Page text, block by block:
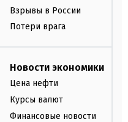
Взрывы в России
Потери врага
Новости экономики
Цена нефти
Курсы валют
Финансовые новости